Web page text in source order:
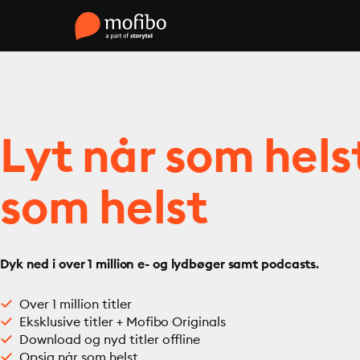
Lyt når som
som helst
Dyk ned i over 1 million e- og lydbøger samt podcasts.
Over 1 million titler
Eksklusive titler + Mofibo Originals
Download og nyd titler offline
Opsig når som helst